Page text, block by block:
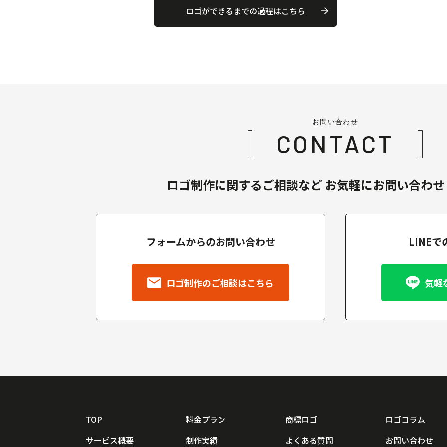
ロゴができるまでの過程はこちら
お問い合わせ
CONTACT
ロゴ制作に関するご相談など お気軽にお問い合わせ
フォームからのお問い合わせ
ロゴ制作のご相談はこちら
LINEで
気軽
TOP
サービス概要
料金プラン
制作実績
商標ロゴ
よくある質問
ロゴコラム
お問い合わせ